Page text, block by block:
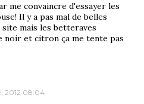
me convaincre d'essayer les
Il y a pas mal de belles
mais les betteraves
noir et citron ça me tente pas
2012 08:04